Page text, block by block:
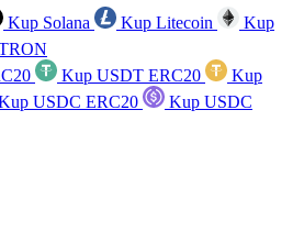
Kup Solana Kup Litecoin
Kup
Kup USDT ERC20
Kup
USDC ERC20
Kup USDC